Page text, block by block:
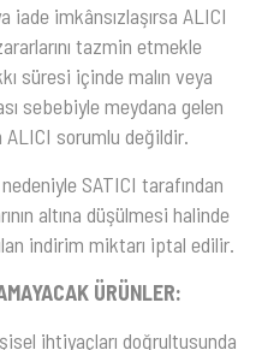
imkânsızlaşırsa ALICI
tazmin etmekle
süresi içinde malın veya
sebebiyle meydana gelen
sorumlu değildir.
nedeniyle SATICI tarafından
altına düşülmesi halinde
indirim miktarı iptal edilir.
ÜRÜNLER:
ihtiyaçları doğrultusunda